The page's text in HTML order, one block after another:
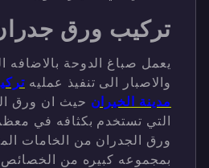
تركيب ورق
يعمل صباغ الدوحة بالاضافه
والاصبار الى تنفيذ عمليه
مدينة الخيرانحيث ان ورق
التي تستخدم بكثافه في
ورق الجدران من الخامات
بمجموعه كبيره من الخصائص